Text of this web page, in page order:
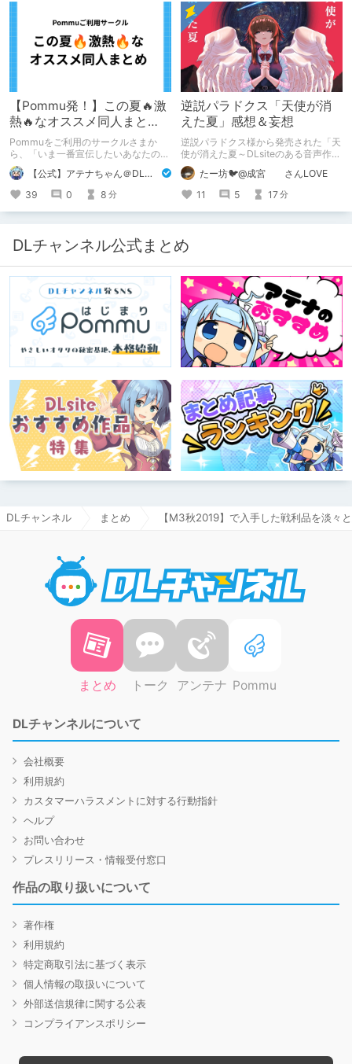
【Pommu発！】この夏🔥激
熱🔥なオススメ同人まと
め！ その1
Pommuをご利用のサークルさまか
ら、「いま一番宣伝したいあなたの
DLsite作品」を募りました！ この夏
🔥激熱🔥な作品ばかり！あなたがまだ
出会っていない、運命の作品が見つか
るかも！
【公式】アテナちゃん＠DLチャンネル
39
0 8 分
逆説パラドクス「天使が消
えた夏」感想＆妄想
逆説パラドクス様から発売された「天
使が消えた夏～DLsiteのある音声作品
について～」の感想です。 妄想も多
いです。たー坊🐦@成宮 さんLOVE
11
5 17分
DLチャンネル公式まとめ
DLチャンネル まとめ 【M3秋2019】で入手した戦利品を淡々
まとめ トーク アンテナ Pommu
DLチャンネルについて
会社概要
利用規約
カスタマーハラスメントに対する行動指針
ヘルプ
お問い合わせ
プレスリリース・情報受付窓口
作品の取り扱いについて
著作権
利用規約
特定商取引法に基づく表示
個人情報の取扱いについて
外部送信規律に関する公表
コンプライアンスポリシー